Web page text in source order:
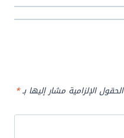
الحقول الإلزامية مشار إليها بـ*